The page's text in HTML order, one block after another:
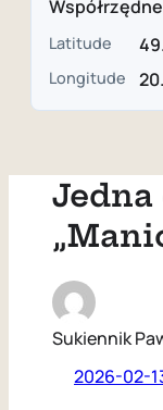
Latitude
Longitude
Sukiennik
2026-02-